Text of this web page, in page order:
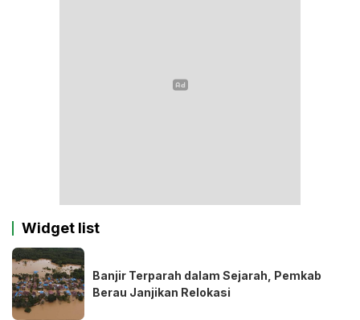
Widget list
Banjir Terparah dalam Sejarah, Pemkab
Berau Janjikan Relokasi